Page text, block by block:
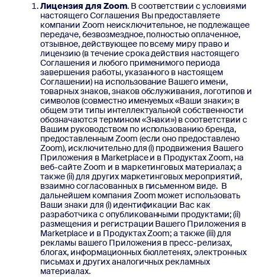
Лицензия для Zoom. В соответствии с условиями
настоящего Соглашения Вы предоставляете
компании Zoom неисключительное, не подлежащее
передаче, безвозмездное, полностью оплаченное,
отзывное, действующее по всему миру право и
лицензию (в течение срока действия настоящего
Соглашения и любого применимого периода
завершения работы, указанного в настоящем
Соглашении) на использование Вашего имени,
товарных знаков, знаков обслуживания, логотипов и
символов (совместно именуемых «Ваши знаки»; в
общем эти типы интеллектуальной собственности
обозначаются термином «Знаки») в соответствии с
Вашим руководством по использованию бренда,
предоставленным Zoom (если оно предоставлено
Zoom), исключительно для (i) продвижения Вашего
Приложения в Marketplace и в Продуктах Zoom, на
веб-сайте Zoom и в маркетинговых материалах; а
также (ii) для других маркетинговых мероприятий,
взаимно согласованных в письменном виде. В
дальнейшем компания Zoom может использовать
Ваши знаки для (i) идентификации Вас как
разработчика с опубликованными продуктами; (ii)
размещения и регистрации Вашего Приложения в
Marketplace и в Продуктах Zoom; а также (iii) для
рекламы вашего Приложения в пресс-релизах,
блогах, информационных бюллетенях, электронных
письмах и других аналогичных рекламных
материалах.